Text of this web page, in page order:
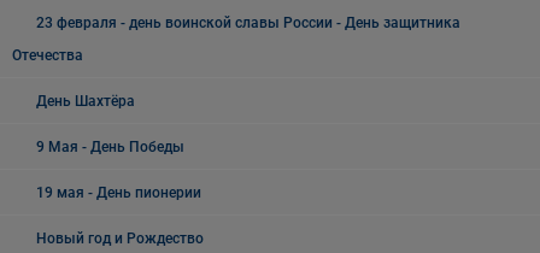
23 февраля - день воинской славы России - День защитника
Отечества
День Шахтёра
9 Мая - День Победы
19 мая - День пионерии
Новый год и Рождество